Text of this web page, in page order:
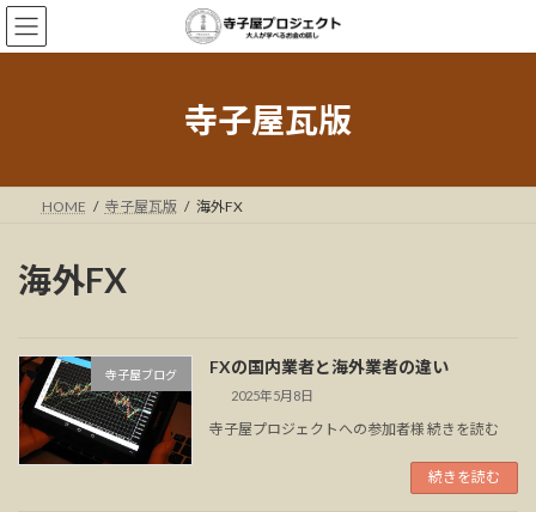
コ
ン
テ
ナ
ビ
ゲ
寺子屋瓦版
HOME 寺子屋瓦版 海外FX
海外FX
寺子屋ブログ FXの国内業者と海外業者の違い
2025年5月8日
寺子屋プロジェクトへの参加者様 続きを読む
続きを読む